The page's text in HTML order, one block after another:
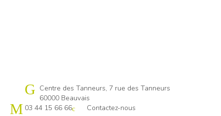
Cap emploi 60
Centre des Tanneurs, 7 rue des Tanneurs
60000 Beauvais
03 44 15 66 66
Contactez-nous